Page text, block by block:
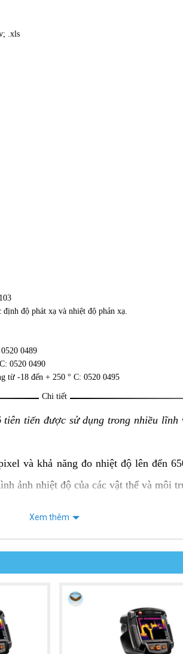
.xls
độ phát xạ và nhiệt độ phản xạ.
0489
0520 0490
từ -18 đến + 250 ° C: 0520 0495
Chi tiết
tiên tiến được sử dụng trong nhiều
và khả năng đo nhiệt độ lên đến
ảnh nhiệt độ của các vật thể và môi
nó có thể sử dụng trong nhiều
872 có khả năng ghi hình và lưu
Xem thêm